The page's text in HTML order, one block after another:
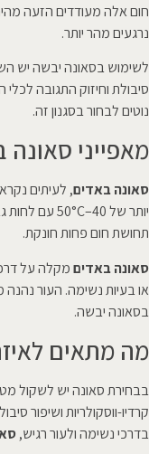
חום אלה מעודדים הזעה
נרגעים מהר יותר.
לשימוש בסאונה יבשה יש
סיבולת וחיזוק התגובה
נוטים לבחור בסגנון זה.
מאפייני
סאונה באדים, לעיתים
תחושת חום פחות חונקת.
סאונה באדיםמקלה על
או בעיות נשימה. העור
בסאונה יבשה.
מה מתאים
בבחירת סאונה יש לשקול
קרדיו-ווסקולריות ושיפור
בדרכי נשימה ולעור רגיש,